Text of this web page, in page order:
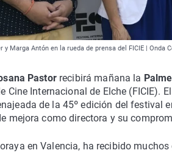
Marga Antón en la rueda de prensa del FICIE | Onda
Pastorrecibirá mañana la
Cine Internacional de Elche (FICIE).
de la 45º edición del festival
mejora como directora y su
en Valencia, ha recibido